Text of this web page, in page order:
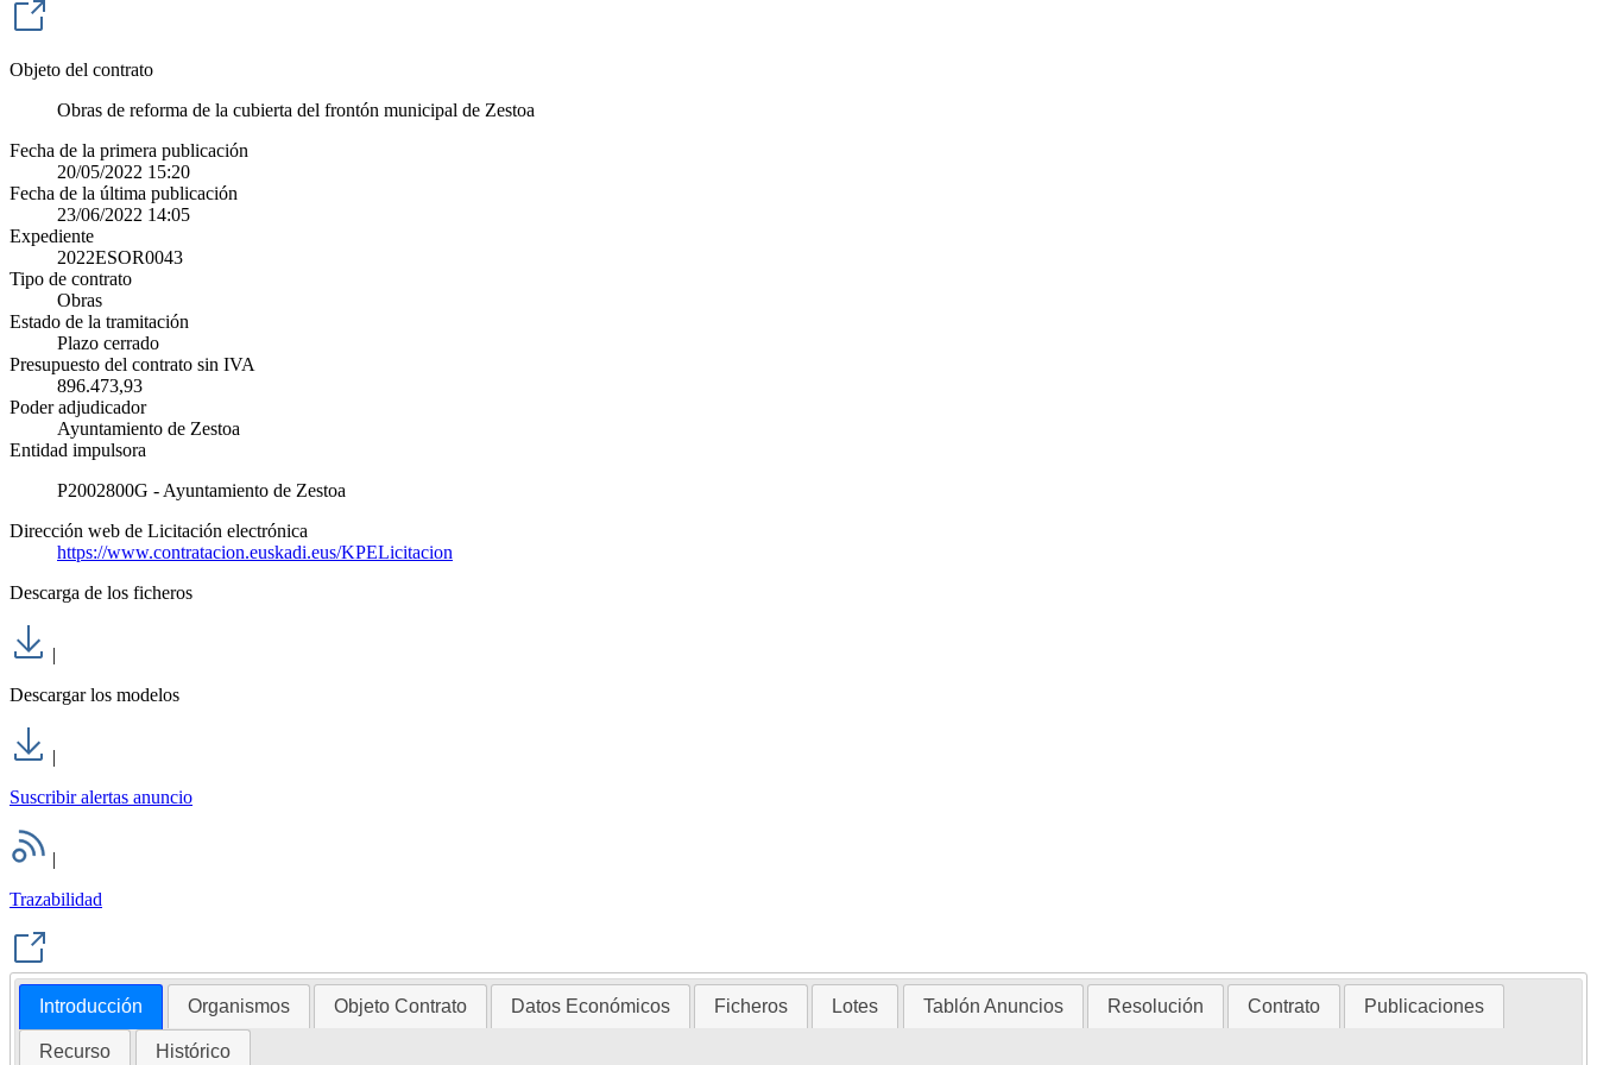
Objeto del contrato
Obras de reforma de la cubierta del frontón municipal de Zestoa
Fecha de la primera publicación
20/05/2022 15:20
Fecha de la última publicación
23/06/2022 14:05
Expediente
2022ESOR0043
Tipo de contrato
Obras
Estado de la tramitación
Plazo cerrado
Presupuesto del contrato sin IVA
896.473,93
Poder adjudicador
Ayuntamiento de Zestoa
Entidad impulsora
P2002800G - Ayuntamiento de Zestoa
Dirección web de Licitación electrónica
https://www.contratacion.euskadi.eus/KPELicitacion
Descarga de los ficheros
|
Descargar los modelos
|
Suscribir alertas anuncio
|
Trazabilidad
Introducción Organismos Objeto Contrato Datos Económicos Ficheros Lotes Tablón Anuncios Resolución Contrato Publicaciones
Recurso Histórico